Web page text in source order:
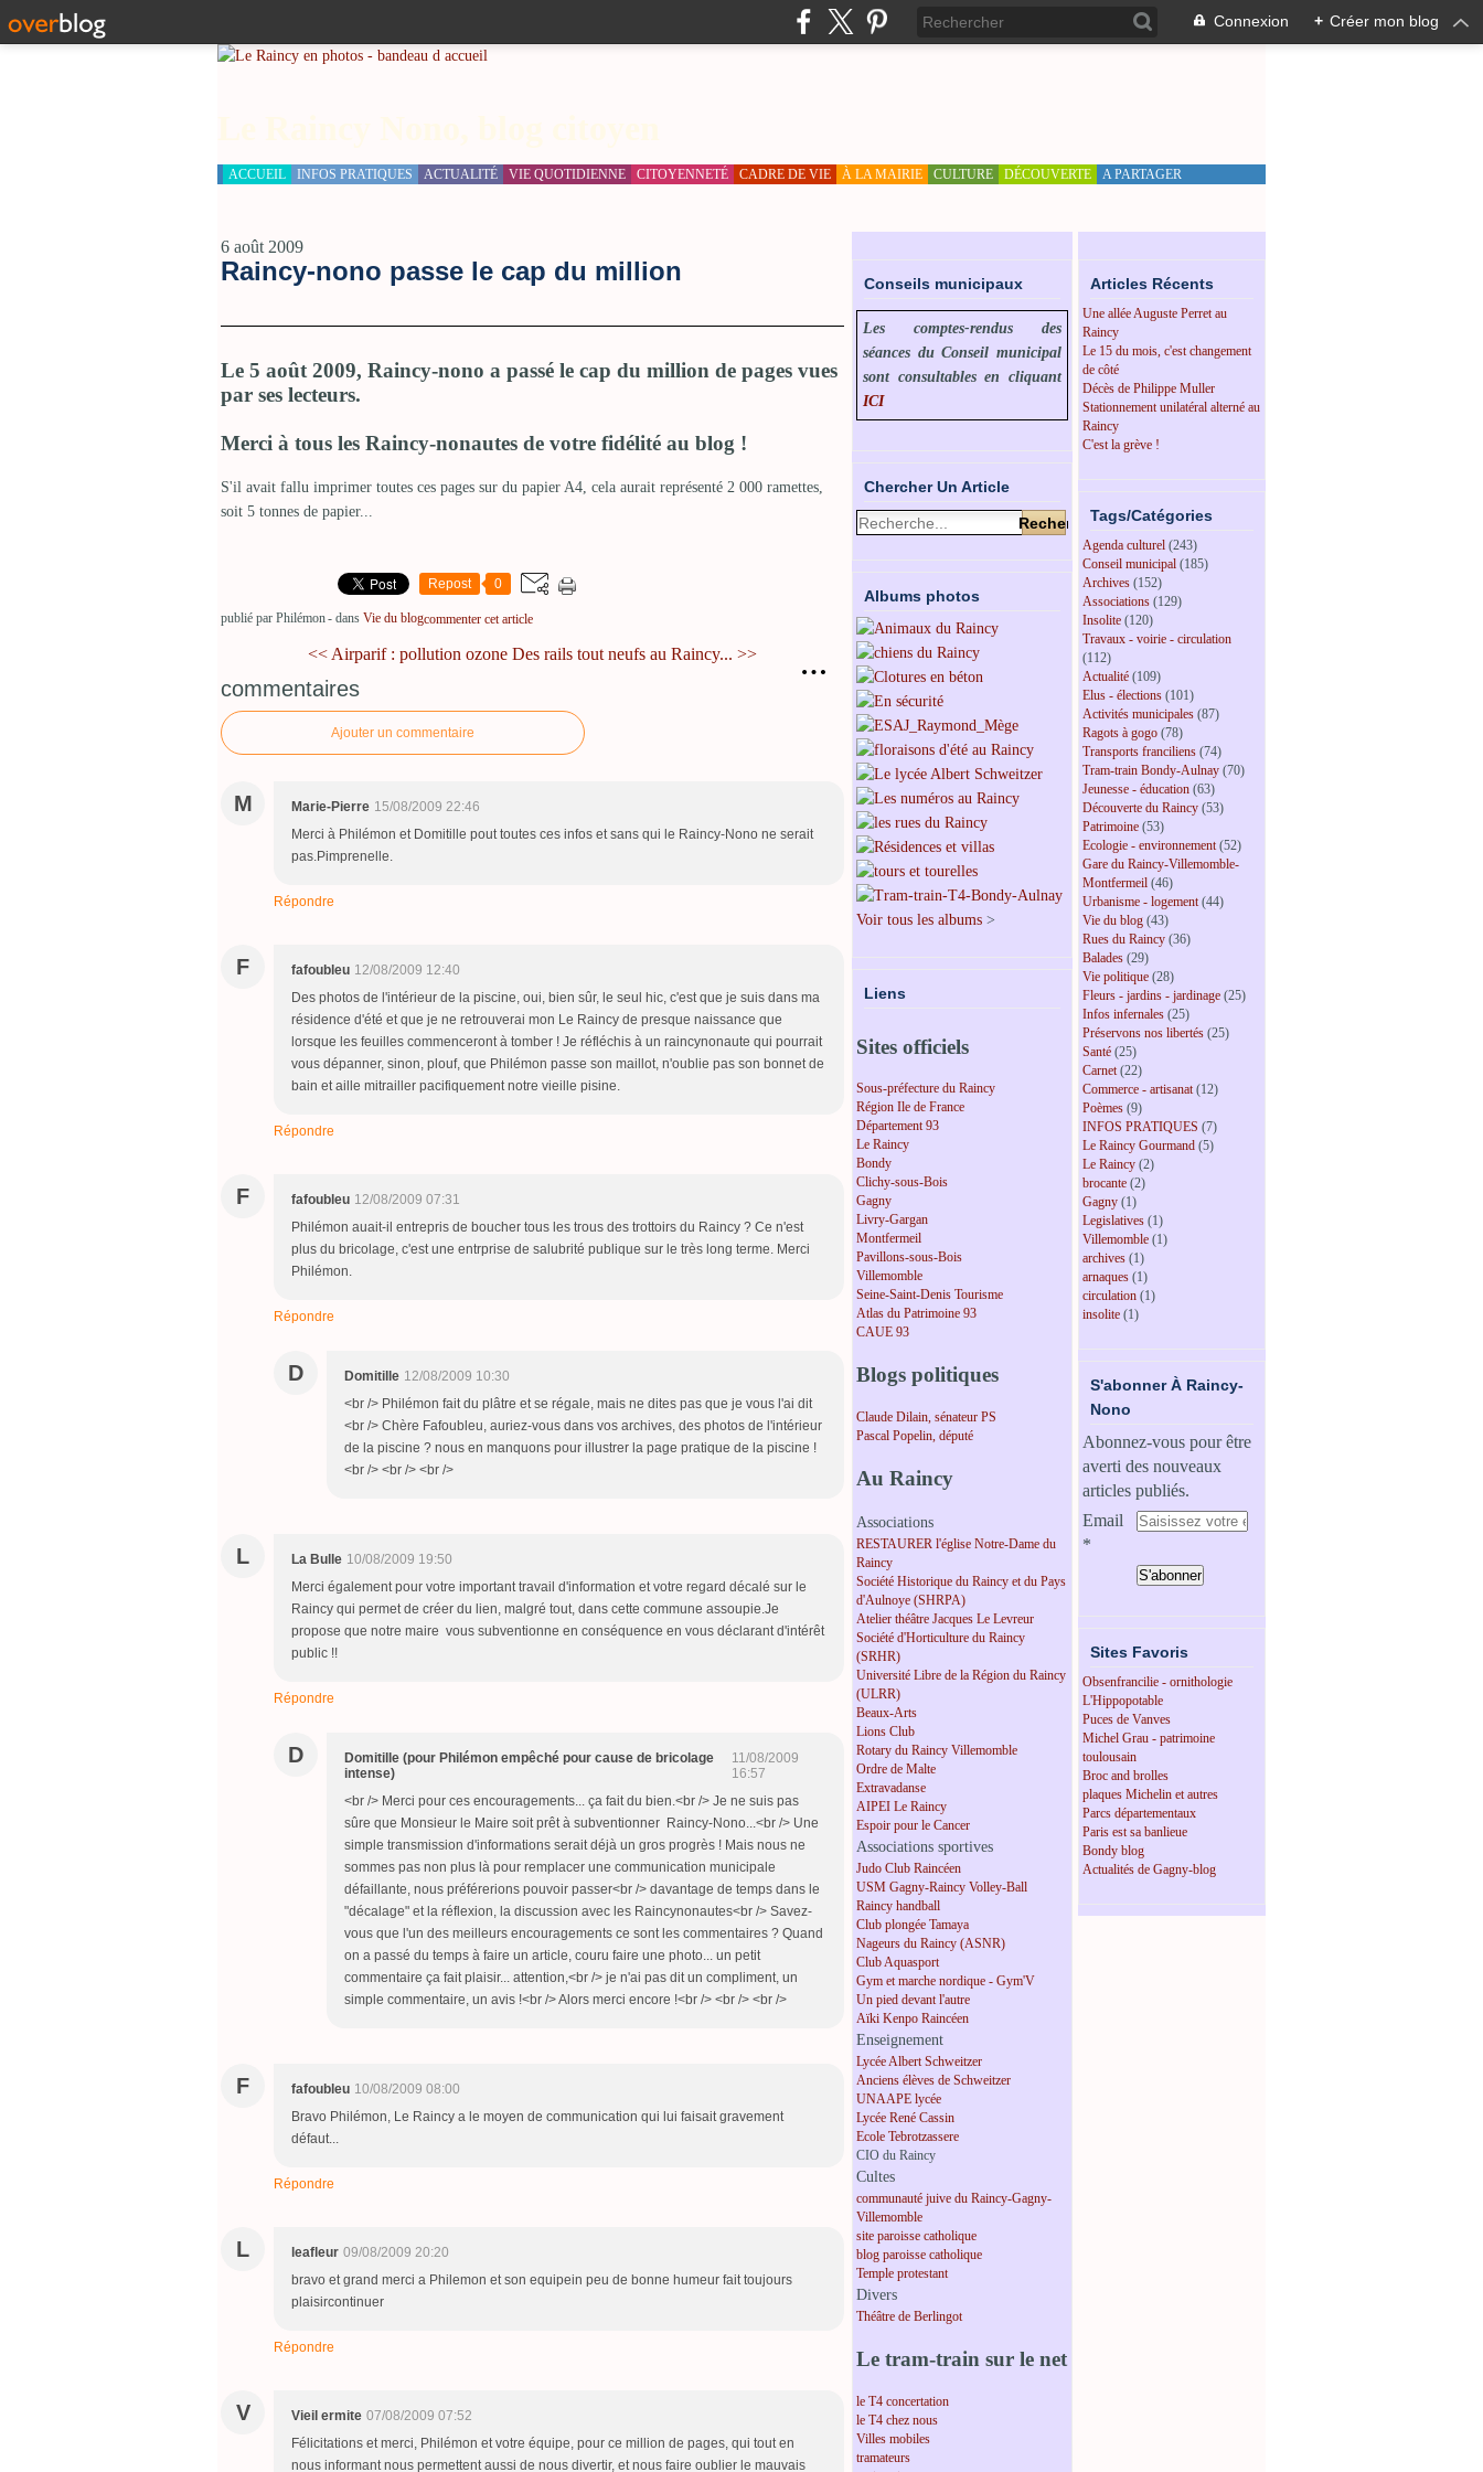
Connexion + Créer mon blog
ACCUEIL INFOS PRATIQUES ACTUALITÉ VIE QUOTIDIENNE CITOYENNETÉ CADRE DE VIE À LA MAIRIE CULTURE DÉCOUVERTE A PARTAGER
6 août 2009
Raincy-nono passe le cap du million
Le 5 août 2009, Raincy-nono a passé le cap du million de pages vues
par ses lecteurs.
Merci à tous les Raincy-nonautes de votre fidélité au blog !
S'il avait fallu imprimer toutes ces pages sur du papier A4, cela aurait représenté 2 000 ramettes,
soit 5 tonnes de papier...
Repost 0
publié par Philémon- dans Vie du blogcommenter cet article
…
<< Airparif : pollution ozone Des rails tout neufs au Raincy... >>
commentaires
Ajouter un commentaire
M Marie-Pierre 15/08/2009 22:46
Merci à Philémon et Domitille pout toutes ces infos et sans qui le Raincy-Nono ne serait
pas.Pimprenelle.
Répondre
F fafoubleu 12/08/2009 12:40
Des photos de l'intérieur de la piscine, oui, bien sûr, le seul hic, c'est que je suis dans ma
résidence d'été et que je ne retrouverai mon Le Raincy de presque naissance que
lorsque les feuilles commenceront à tomber ! Je réfléchis à un raincynonaute qui pourrait
vous dépanner, sinon, plouf, que Philémon passe son maillot, n'oublie pas son bonnet de
bain et aille mitrailler pacifiquement notre vieille pisine.
Répondre
F fafoubleu 12/08/2009 07:31
Philémon auait-il entrepris de boucher tous les trous des trottoirs du Raincy ? Ce n'est
plus du bricolage, c'est une entrprise de salubrité publique sur le très long terme. Merci
Philémon.
Répondre
D Domitille 12/08/2009 10:30
<br /> Philémon fait du plâtre et se régale, mais ne dites pas que je vous l'ai dit
<br /> Chère Fafoubleu, auriez-vous dans vos archives, des photos de l'intérieur
de la piscine ? nous en manquons pour illustrer la page pratique de la piscine !
<br /> <br /> <br />
L La Bulle 10/08/2009 19:50
Merci également pour votre important travail d'information et votre regard décalé sur le
Raincy qui permet de créer du lien, malgré tout, dans cette commune assoupie.Je
propose que notre maire vous subventionne en conséquence en vous déclarant d'intérêt
public !!
Répondre
D
Domitille (pour Philémon empêché pour cause de bricolage
intense)
11/08/2009
16:57
<br /> Merci pour ces encouragements... ça fait du bien.<br /> Je ne suis pas
sûre que Monsieur le Maire soit prêt à subventionner Raincy-Nono...<br /> Une
simple transmission d'informations serait déjà un gros progrès ! Mais nous ne
sommes pas non plus là pour remplacer une communication municipale
défaillante, nous préférerions pouvoir passer<br /> davantage de temps dans le
"décalage" et la réflexion, la discussion avec les Raincynonautes<br /> Savez-
vous que l'un des meilleurs encouragements ce sont les commentaires ? Quand
on a passé du temps à faire un article, couru faire une photo... un petit
commentaire ça fait plaisir... attention,<br /> je n'ai pas dit un compliment, un
simple commentaire, un avis !<br /> Alors merci encore !<br /> <br /> <br />
F fafoubleu 10/08/2009 08:00
Bravo Philémon, Le Raincy a le moyen de communication qui lui faisait gravement
défaut...
Répondre
L leafleur 09/08/2009 20:20
bravo et grand merci a Philemon et son equipein peu de bonne humeur fait toujours
plaisircontinuer
Répondre
V Vieil ermite 07/08/2009 07:52
Félicitations et merci, Philémon et votre équipe, pour ce million de pages, qui tout en
nous informant nous permettent aussi de nous divertir, et nous faire oublier le mauvais
Conseils municipaux
Les comptes-rendus des
séances du Conseil municipal
sont consultables en cliquant
ICI
Chercher Un Article
Albums photos
Voir tous les albums >
Liens
Sites officiels
Sous-préfecture du Raincy
Région Ile de France
Département 93
Le Raincy
Bondy
Clichy-sous-Bois
Gagny
Livry-Gargan
Montfermeil
Pavillons-sous-Bois
Villemomble
Seine-Saint-Denis Tourisme
Atlas du Patrimoine 93
CAUE 93
Blogs politiques
Claude Dilain, sénateur PS
Pascal Popelin, député
Au Raincy
Associations
RESTAURER l'église Notre-Dame du
Raincy
Société Historique du Raincy et du Pays
d'Aulnoye (SHRPA)
Atelier théâtre Jacques Le Levreur
Société d'Horticulture du Raincy
(SRHR)
Université Libre de la Région du Raincy
(ULRR)
Beaux-Arts
Lions Club
Rotary du Raincy Villemomble
Ordre de Malte
Extravadanse
AIPEI Le Raincy
Espoir pour le Cancer
Associations sportives
Judo Club Raincéen
USM Gagny-Raincy Volley-Ball
Raincy handball
Club plongée Tamaya
Nageurs du Raincy (ASNR)
Club Aquasport
Gym et marche nordique - Gym'V
Un pied devant l'autre
Aïki Kenpo Raincéen
Enseignement
Lycée Albert Schweitzer
Anciens élèves de Schweitzer
UNAAPE lycée
Lycée René Cassin
Ecole Tebrotzassere
CIO du Raincy
Cultes
communauté juive du Raincy-Gagny-
Villemomble
site paroisse catholique
blog paroisse catholique
Temple protestant
Divers
Théâtre de Berlingot
Le tram-train sur le net
le T4 concertation
le T4 chez nous
Villes mobiles
tramateurs
Articles Récents
Une allée Auguste Perret au
Raincy
Le 15 du mois, c'est changement
de côté
Décès de Philippe Muller
Stationnement unilatéral alterné au
Raincy
C'est la grève !
Tags/Catégories
Agenda culturel (243)
Conseil municipal (185)
Archives (152)
Associations (129)
Insolite (120)
Travaux - voirie - circulation
(112)
Actualité (109)
Elus - élections (101)
Activités municipales (87)
Ragots à gogo (78)
Transports franciliens (74)
Tram-train Bondy-Aulnay (70)
Jeunesse - éducation (63)
Découverte du Raincy (53)
Patrimoine (53)
Ecologie - environnement(52)
Gare du Raincy-Villemomble-
Montfermeil (46)
Urbanisme - logement(44)
Vie du blog (43)
Rues du Raincy (36)
Balades (29)
Vie politique (28)
Fleurs - jardins - jardinage (25)
Infos infernales (25)
Préservons nos libertés (25)
Santé (25)
Carnet(22)
Commerce - artisanat(12)
Poèmes (9)
INFOS PRATIQUES (7)
Le Raincy Gourmand (5)
Le Raincy (2)
brocante (2)
Gagny (1)
Legislatives (1)
Villemomble (1)
archives (1)
arnaques (1)
circulation (1)
insolite (1)
S'abonner À Raincy-
Nono
Abonnez-vous pour être
averti des nouveaux
articles publiés.
Email
Sites Favoris
Obsenfrancilie - ornithologie
L'Hippopotable
Puces de Vanves
Michel Grau - patrimoine
toulousain
Broc and brolles
plaques Michelin et autres
Parcs départementaux
Paris est sa banlieue
Bondy blog
Actualités de Gagny-blog